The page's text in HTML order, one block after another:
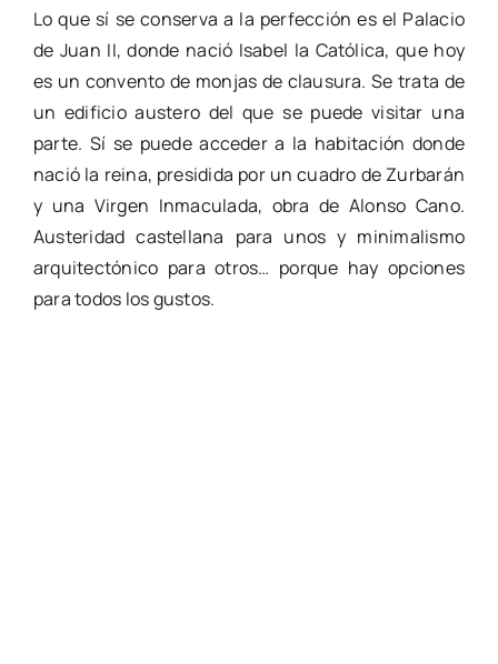
Lo que sí se conserva a la perfección es el Palacio
de Juan II, donde nació Isabel la Católica, que hoy
es un convento de monjas de clausura. Se trata de
un edificio austero del que se puede visitar una
parte. Sí se puede acceder a la habitación donde
nació la reina, presidida por un cuadro de Zurbarán
y una Virgen Inmaculada, obra de Alonso Cano.
Austeridad castellana para unos y minimalismo
arquitectónico para otros… porque hay opciones
para todos los gustos.